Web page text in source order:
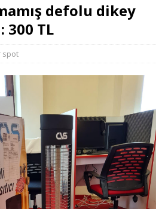
defolu dikey
300 TL
spot